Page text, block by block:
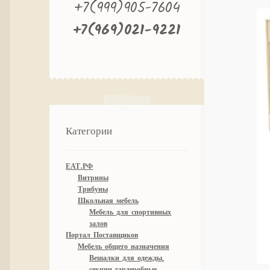
+7(999)905-7604
+7(969)021-9221
Категории
ЕАТ.РФ
Витрины
Трибуны
Школьная мебель
Мебель для спортивных
залов
Портал Поставщиков
Мебель общего назначения
Вешалки для одежды,